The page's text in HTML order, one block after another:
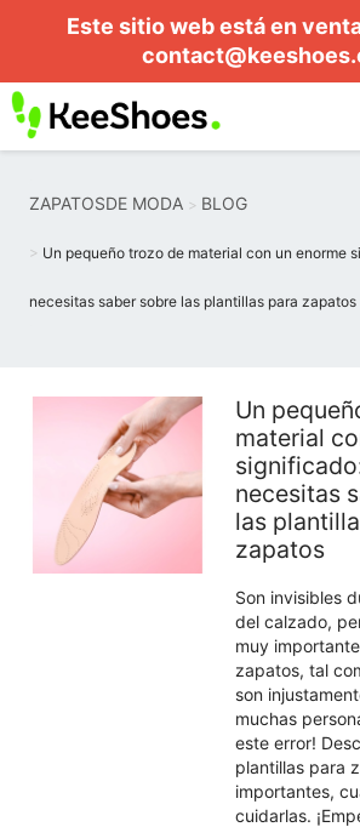
Este sitio web está en
ZAPATOSDE MODA BLOG
Un pequeño trozo de material con un enorme
necesitas saber sobre las plantillas para zapatos
Un
material
necesitas
las
zapatos
Son invisibles
del calzado,
muy
zapatos, tal
son
muchas
este error!
plantillas para
importantes,
cuidarlas.